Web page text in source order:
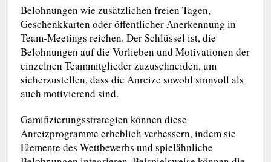
Belohnungen wie zusätzlichen freien Tagen,
Geschenkkarten oder öffentlicher Anerkennung in
Team-Meetings reichen. Der Schlüssel ist, die
Belohnungen auf die Vorlieben und Motivationen der
einzelnen Teammitglieder zuzuschneiden, um
sicherzustellen, dass die Anreize sowohl sinnvoll als
auch motivierend sind.
Gamifizierungsstrategien können diese
Anreizprogramme erheblich verbessern, indem sie
Elemente des Wettbewerbs und spielähnliche